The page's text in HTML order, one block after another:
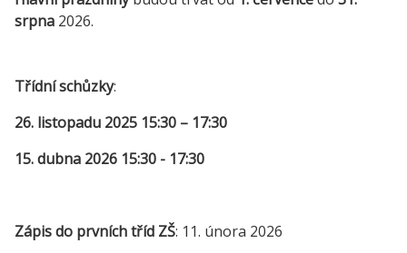
srpna 2026.
Třídní schůzky:
26. listopadu 2025 15:30 – 17:30
15. dubna 2026 15:30 - 17:30
Zápis do prvních tříd ZŠ: 11. února 2026